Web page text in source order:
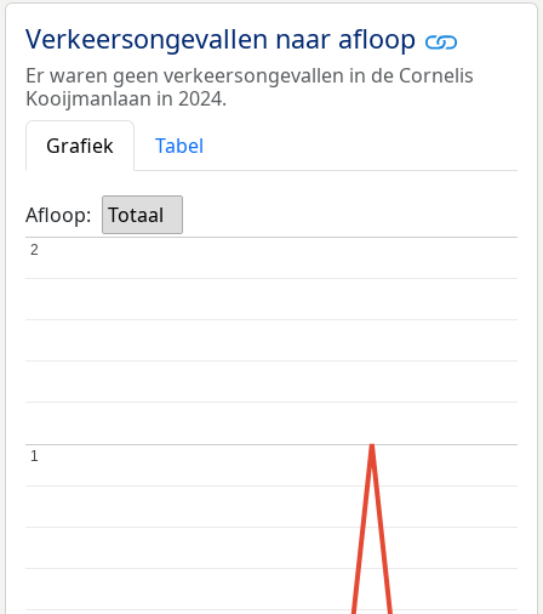
Verkeersongevallen naar afloop
Er waren geen verkeersongevallen in de Cornelis
Kooijmanlaan in 2024.
Grafiek
Tabel
Afloop: Totaal
1
1
2
2